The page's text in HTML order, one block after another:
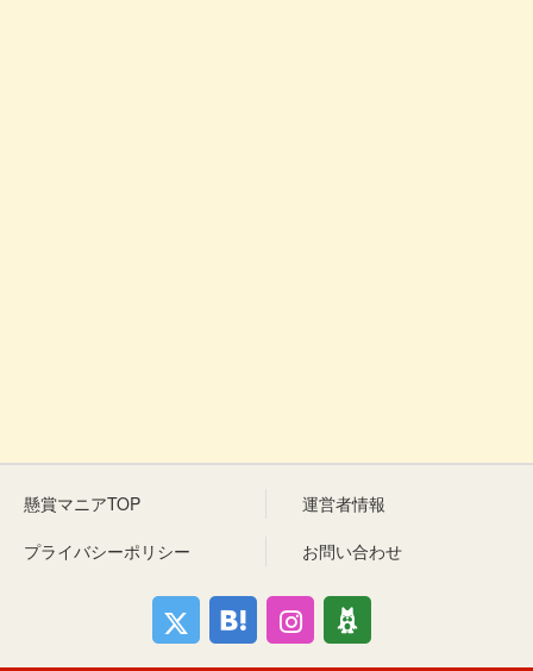
懸賞マニアTOP
運営者情報
プライバシーポリシー
お問い合わせ